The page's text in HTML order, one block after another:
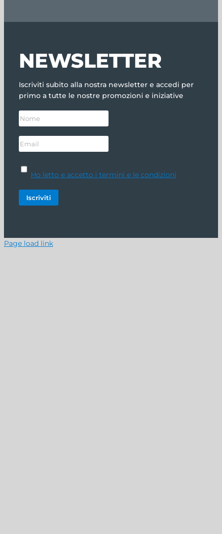
NEWSLETTER
Iscriviti subito alla nostra newsletter e accedi per
primo a tutte le nostre promozioni e iniziative
Ho letto e accetto i termini e le condizioni
Page load link